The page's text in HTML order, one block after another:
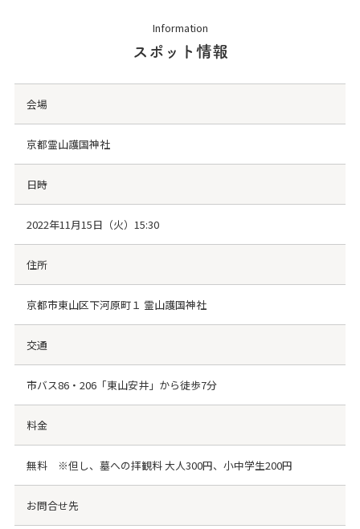
Information
スポット情報
会場
京都霊山護国神社
日時
2022年11月15日（火）15:30
住所
京都市東山区下河原町１ 霊山護国神社
交通
市バス86・206「東山安井」から徒歩7分
料金
無料 ※但し、墓への拝観料 大人300円、小中学生200円
お問合せ先